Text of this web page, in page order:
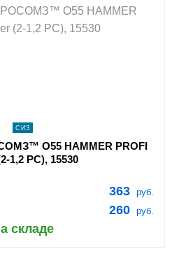
В КОРЗИНУ
СИЗ
О55 HAMMER PROFI
1,2 PC), 15530
363 руб.
260 руб.
складе